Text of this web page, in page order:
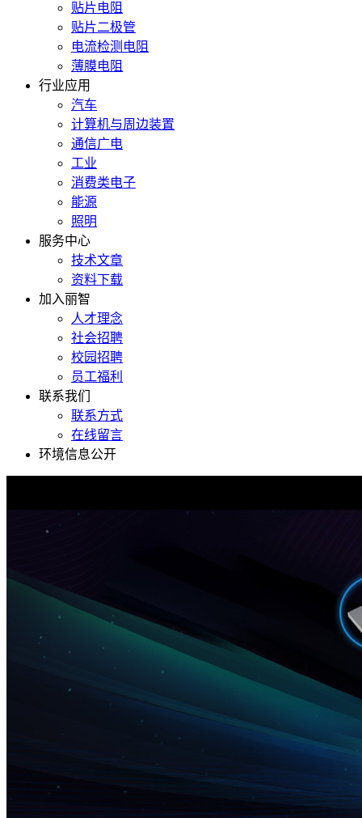
贴片电阻
贴片二极管
电流检测电阻
薄膜电阻
行业应用
汽车
计算机与周边装置
通信广电
工业
消费类电子
能源
照明
服务中心
技术文章
资料下载
加入丽智
人才理念
社会招聘
校园招聘
员工福利
联系我们
联系方式
在线留言
环境信息公开